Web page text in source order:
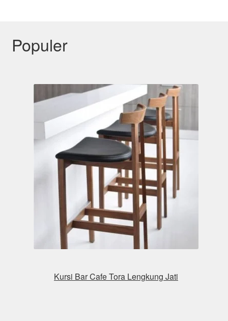
Populer
Kursi Bar Cafe Tora Lengkung Jati